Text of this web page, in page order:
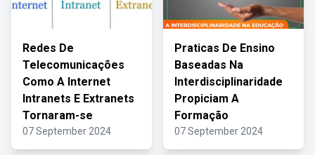
Redes De
Telecomunicações
Como A Internet
Intranets E Extranets
Tornaram-se
07 September 2024
Praticas De Ensino
Baseadas Na
Interdisciplinaridade
Propiciam A
Formação
07 September 2024